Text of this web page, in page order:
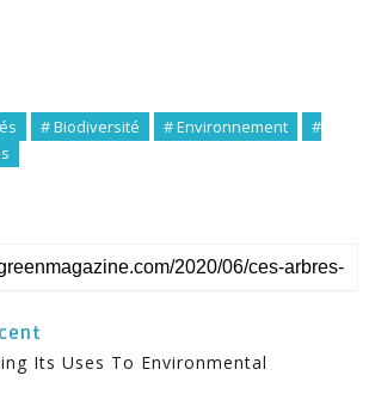
# Biodiversité # Environnement
#
Its Uses To Environmental